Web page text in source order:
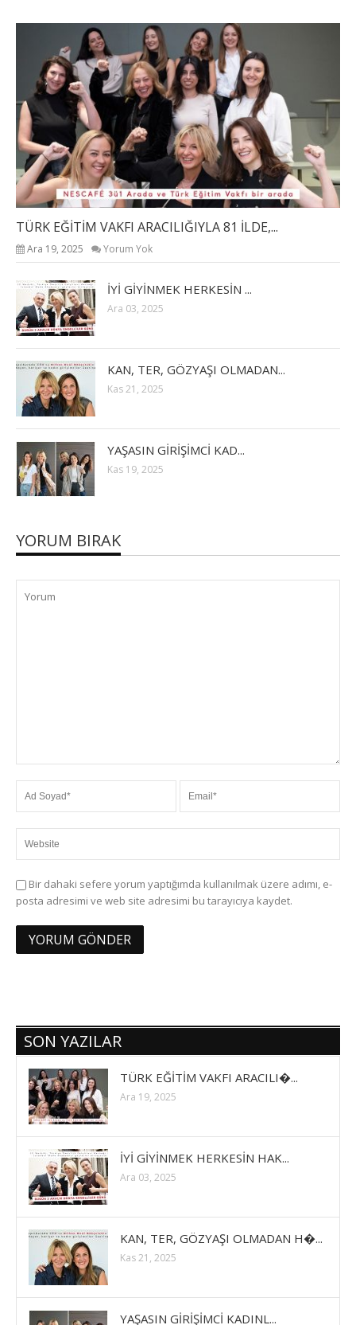
TÜRK EĞİTİM VAKFI ARACILIĞIYLA 81 İLDE,...
Ara 19, 2025 Yorum Yok
İYİ GİYİNMEK HERKESİN ...
Ara 03, 2025
KAN, TER, GÖZYAŞI OLMADAN...
Kas 21, 2025
YAŞASIN GİRİŞİMCİ KAD...
Kas 19, 2025
YORUM BIRAK
Bir dahaki sefere yorum yaptığımda kullanılmak üzere adımı, e-
posta adresimi ve web site adresimi bu tarayıcıya kaydet.
SON YAZILAR
TÜRK EĞİTİM VAKFI ARACILI�...
Ara 19, 2025
İYİ GİYİNMEK HERKESİN HAK...
Ara 03, 2025
KAN, TER, GÖZYAŞI OLMADAN H�...
Kas 21, 2025
YAŞASIN GİRİŞİMCİ KADINL...